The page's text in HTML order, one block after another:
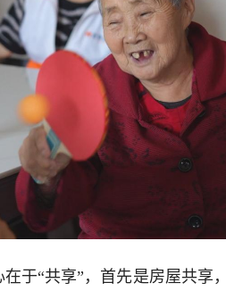
在于“共享”，首先是房屋共享